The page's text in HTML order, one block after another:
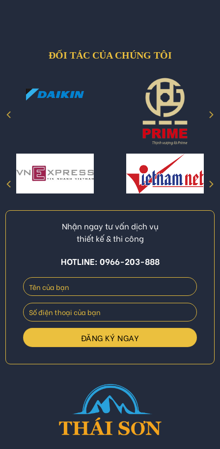
ĐỐI TÁC CỦA CHÚNG TÔI
Nhận ngay tư vấn dịch vụ
thiết kế & thi công
HOTLINE: 0966-203-888